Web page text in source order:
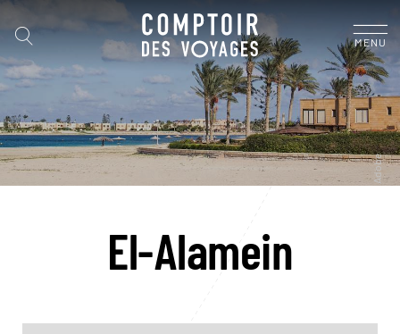
MENU
El-Alamein